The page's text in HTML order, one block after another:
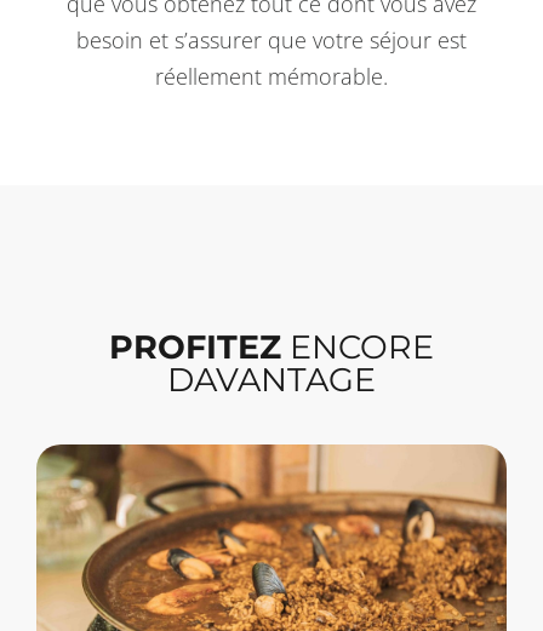
besoin et s’assurer que votre séjour est
réellement mémorable.
PROFITEZ ENCORE
DAVANTAGE